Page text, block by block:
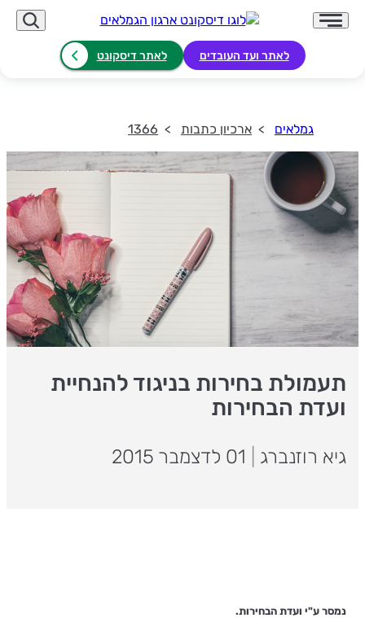
לאתר ועד העובדים לאתר דיסקונט
גמלאים ארכיון כתבות 1366
תעמולת בחירות בניגוד להנחיית
ועדת הבחירות
גיא רוזנברג
נמסר ע"י ועדת הבחירות.